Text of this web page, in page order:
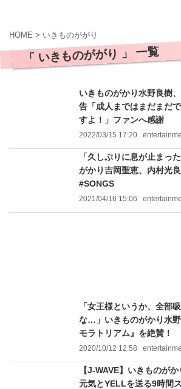
HOME > いきものががり
「 いきものががり 」 一覧
いきものがかり水野良樹
告「成人まではまだまだ
すよ！」ファンへ感謝
2022/03/15 17:20
「久しぶりに息が止まっ
がかり吉岡聖恵、内村光
#SONGS
2021/04/16 15:06
「女王様というか、全部
な…」いきものがかり水
モラトリアム』を絶賛！
2020/10/12 12:58
【J-WAVE】いきものが
元気とYELLを送る9時間